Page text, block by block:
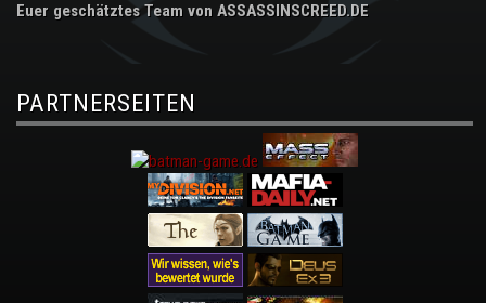
Euer geschätztes Team von ASSASSINSCREED.DE
PARTNERSEITEN